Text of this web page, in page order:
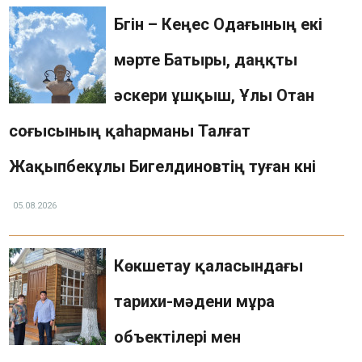
Памятники (QR-код)
Тарихи-мәдени мұра ескерткіштерінің
картасы
Сауалнама
Жиі қойылатын сұрақтар
Фотогалерея
Мемлекеттік сатып алу
Бүгін – Кеңес Одағының екі
мәрте Батыры, даңқты
әскери ұшқыш, Ұлы Отан
соғысының қаһарманы Талғат
Жақыпбекұлы Бигелдиновтің туған күні
05.08.2026
Көкшетау қаласындағы
тарихи-мәдени мұра
объектілері мен